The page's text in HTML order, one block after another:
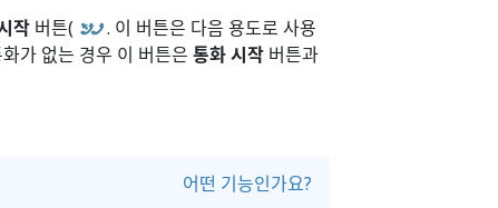
작 버튼(
. 이 버튼은 다음 용도로 사용
가 없는 경우 이 버튼은 통화 시작 버튼과
어떤 기능인가요?